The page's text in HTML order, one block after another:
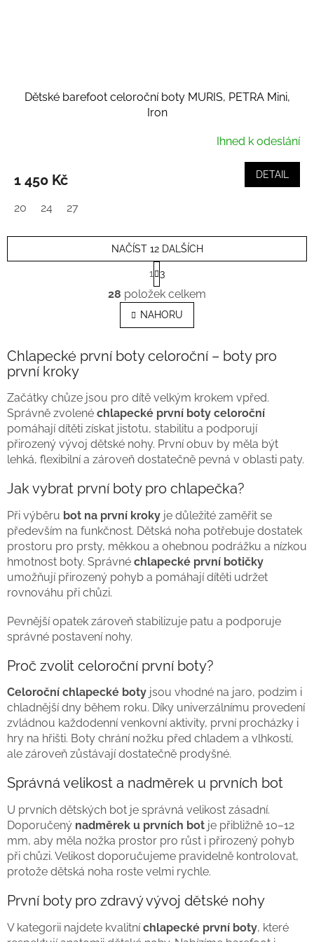
Dětské barefoot celoroční boty MURIS, PETRA Mini,
Iron
Ihned k odeslání
1 450 Kč DETAIL
20 24 27
O
v
l
á
a
p
r
v
k
y
v
p
s
u
NAČÍST 12 DALŠÍCH
S
t
r
á
n
k
á
1 3
28 položek celkem
NAHORU
Chlapecké první boty celoroční – boty pro
první kroky
Začátky chůze jsou pro dítě velkým krokem vpřed.
Správně zvolené chlapecké první boty celoroční
pomáhají dítěti získat jistotu, stabilitu a podporují
přirozený vývoj dětské nohy. První obuv by měla být
lehká, flexibilní a zároveň dostatečně pevná v oblasti paty.
Jak vybrat první boty pro chlapečka?
Při výběru bot na první kroky je důležité zaměřit se
především na funkčnost. Dětská noha potřebuje dostatek
prostoru pro prsty, měkkou a ohebnou podrážku a nízkou
hmotnost boty. Správné chlapecké první botičky
umožňují přirozený pohyb a pomáhají dítěti udržet
rovnováhu při chůzi.
Pevnější opatek zároveň stabilizuje patu a podporuje
správné postavení nohy.
Proč zvolit celoroční první boty?
Celoroční chlapecké boty jsou vhodné na jaro, podzim i
chladnější dny během roku. Díky univerzálnímu provedení
zvládnou každodenní venkovní aktivity, první procházky i
hry na hřišti. Boty chrání nožku před chladem a vlhkostí,
ale zároveň zůstávají dostatečně prodyšné.
Správná velikost a nadměrek u prvních bot
U prvních dětských bot je správná velikost zásadní.
Doporučený nadměrek u prvních bot je přibližně 10–12
mm, aby měla nožka prostor pro růst i přirozený pohyb
při chůzi. Velikost doporučujeme pravidelně kontrolovat,
protože dětská noha roste velmi rychle.
První boty pro zdravý vývoj dětské nohy
V kategorii najdete kvalitníchlapecké první boty, které